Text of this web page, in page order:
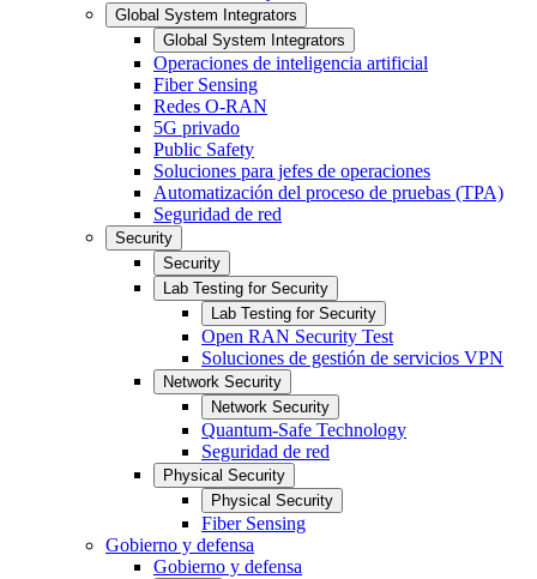
Global System Integrators
Global System Integrators
Operaciones de inteligencia artificial
Fiber Sensing
Redes O-RAN
5G privado
Public Safety
Soluciones para jefes de operaciones
Automatización del proceso de pruebas (TPA)
Seguridad de red
Security
Security
Lab Testing for Security
Lab Testing for Security
Open RAN Security Test
Soluciones de gestión de servicios VPN
Network Security
Network Security
Quantum-Safe Technology
Seguridad de red
Physical Security
Physical Security
Fiber Sensing
Gobierno y defensa
Gobierno y defensa